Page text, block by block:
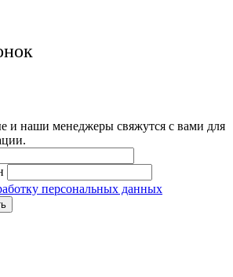
и наши менеджеры свяжутся с вами для
персональных данных